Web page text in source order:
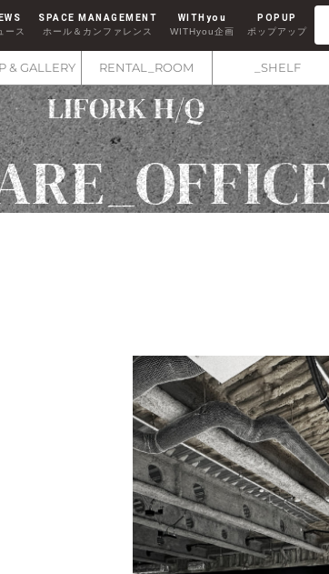
ング
RENTAL ROOM
レンタルルーム
AKIHABARA II
秋葉原Ⅱ
H/Q
HARAJUKU QUEST
ース
SPACE MANAGEMENT
ホール＆カンファレンス
WITHyou
WITHyou企画
POPUP
ポップアップ
& GALLERY RENTAL_ROOM _SHELF
LIFORK H/Q